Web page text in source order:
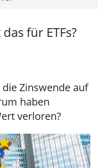
für ETFs?
Zinswende auf
haben
verloren?